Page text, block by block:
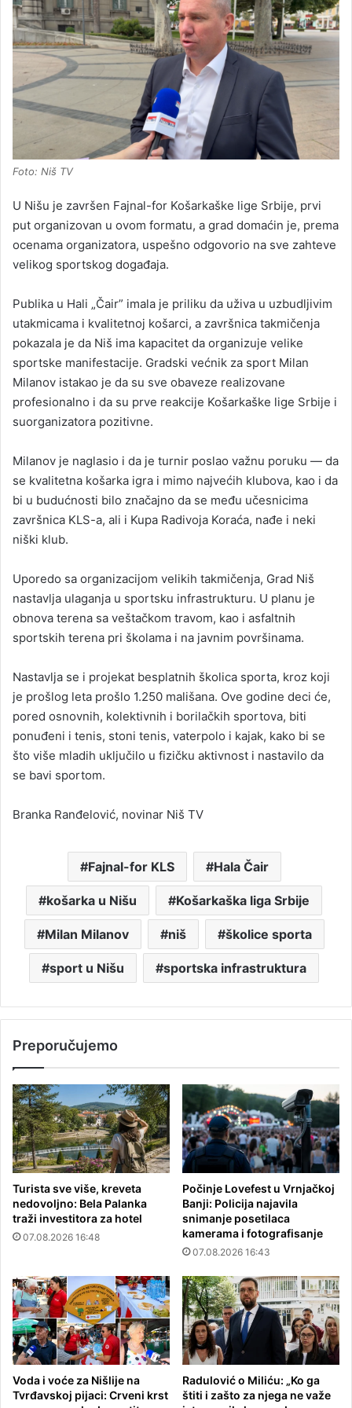
Foto: Niš TV
U Nišu je završen Fajnal-for Košarkaške lige Srbije, prvi
put organizovan u ovom formatu, a grad domaćin je, prema
ocenama organizatora, uspešno odgovorio na sve zahteve
velikog sportskog događaja.
Publika u Hali „Čair” imala je priliku da uživa u uzbudljivim
utakmicama i kvalitetnoj košarci, a završnica takmičenja
pokazala je da Niš ima kapacitet da organizuje velike
sportske manifestacije. Gradski većnik za sport Milan
Milanov istakao je da su sve obaveze realizovane
profesionalno i da su prve reakcije Košarkaške lige Srbije i
suorganizatora pozitivne.
Milanov je naglasio i da je turnir poslao važnu poruku — da
se kvalitetna košarka igra i mimo najvećih klubova, kao i da
bi u budućnosti bilo značajno da se među učesnicima
završnica KLS-a, ali i Kupa Radivoja Koraća, nađe i neki
niški klub.
Uporedo sa organizacijom velikih takmičenja, Grad Niš
nastavlja ulaganja u sportsku infrastrukturu. U planu je
obnova terena sa veštačkom travom, kao i asfaltnih
sportskih terena pri školama i na javnim površinama.
Nastavlja se i projekat besplatnih školica sporta, kroz koji
je prošlog leta prošlo 1.250 mališana. Ove godine deci će,
pored osnovnih, kolektivnih i borilačkih sportova, biti
ponuđeni i tenis, stoni tenis, vaterpolo i kajak, kako bi se
što više mladih uključilo u fizičku aktivnost i nastavilo da
se bavi sportom.
Branka Ranđelović, novinar Niš TV
Fajnal-for KLS Hala Čair
košarka u Nišu Košarkaška liga Srbije
Milan Milanov niš školice sporta
sport u Nišu sportska infrastruktura
Preporučujemo
Turista sve više, kreveta
nedovoljno: Bela Palanka
traži investitora za hotel
07.08.2026 16:48
Počinje Lovefest u Vrnjačkoj
Banji: Policija najavila
snimanje posetilaca
kamerama i fotografisanje
07.08.2026 16:43
Voda i voće za Nišlije na
Tvrđavskoj pijaci: Crveni krst
Radulović o Miliću: „Ko ga
štiti i zašto za njega ne važe